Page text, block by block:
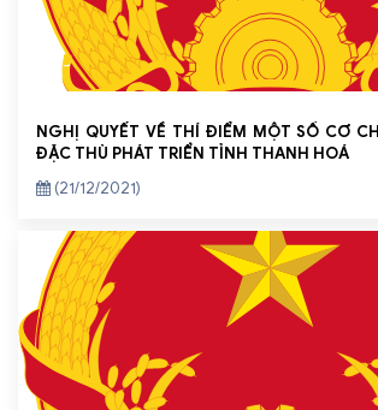
NGHỊ QUYẾT VỀ THÍ ĐIỂM MỘT SỐ CƠ
ĐẶC THÙ PHÁT TRIỂN TỈNH THANH HOÁ
(21/12/2021)